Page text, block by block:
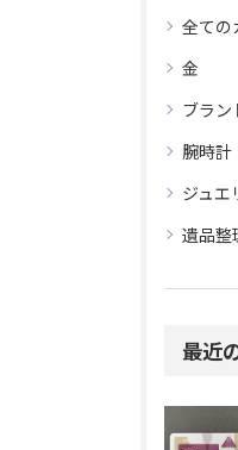
全ての
金
ブラン
腕時計
ジュエ
遺品整
最近